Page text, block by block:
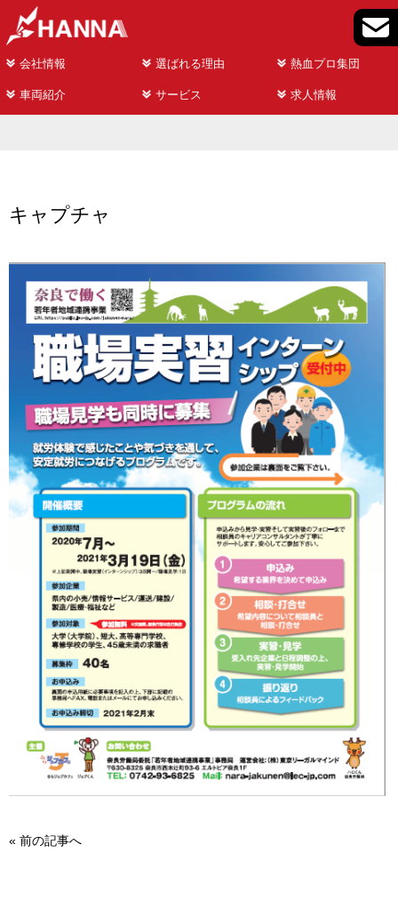
会社情報 選ばれる理由 熱血プロ集団
車両紹介 サービス 求人情報
キャプチャ
« 前の記事へ